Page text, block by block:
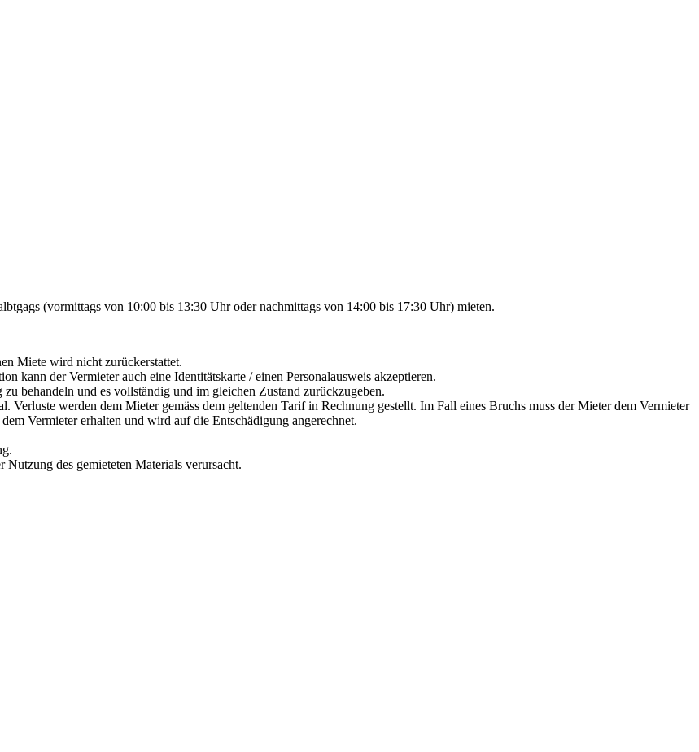
(vormittags von 10:00 bis 13:30 Uhr oder nachmittags von 14:00 bis 17:30 Uhr) mieten.
Miete wird nicht zurückerstattet.
kann der Vermieter auch eine Identitätskarte / einen Personalausweis akzeptieren.
behandeln und es vollständig und im gleichen Zustand zurückzugeben.
werden dem Mieter gemäss dem geltenden Tarif in Rechnung gestellt. Im Fall eines Bruchs muss der Mieter dem Vermieter
Vermieter erhalten und wird auf die Entschädigung angerechnet.
des gemieteten Materials verursacht.